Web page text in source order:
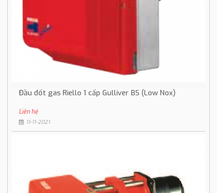
Đầu đốt gas Riello 1 cấp Gulliver BS (Low Nox)
Liên hệ
11-11-2021